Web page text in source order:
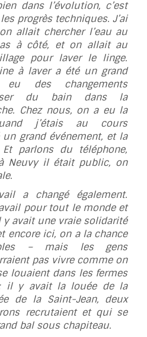
dans l’évolution, c’est
progrès techniques. J’ai
allait chercher l’eau au
à côté, et on allait au
pour laver le linge.
à laver a été un grand
des changements
du bain dans la
Chez nous, on a eu la
j’étais au cours
grand événement, et la
parlons du téléphone,
Neuvy il était public, on
a changé également.
pour tout le monde et
avait une vraie solidarité
encore ici, on a la chance
– mais les gens
pas vivre comme on
louaient dans les fermes
il y avait la louée de la
de la Saint-Jean, deux
recrutaient et qui se
bal sous chapiteau.